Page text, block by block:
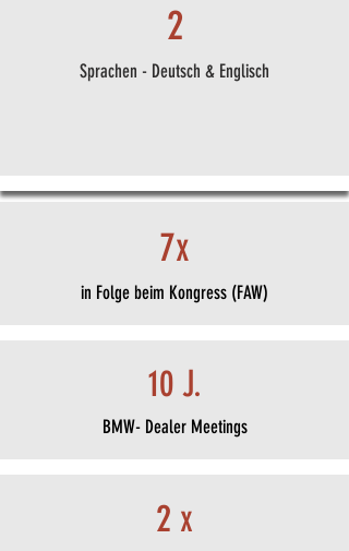
2
Sprachen - Deutsch & Englisch
7x
in Folge beim Kongress (FAW)
10 J.
BMW- Dealer Meetings
2 x